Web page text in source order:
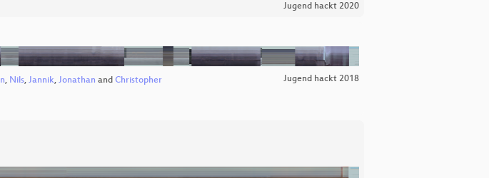
Jugend hackt 2020
, Nils, Jannik, Jonathan and Christopher Jugend hackt 2018